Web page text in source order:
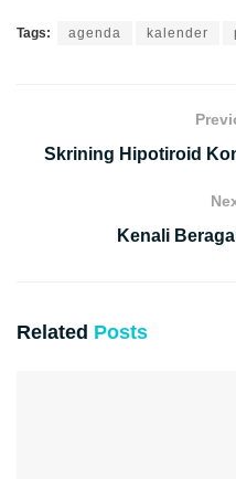
Tags: agenda kalender
Skrining Hipotiroid
Kenali
Related Posts